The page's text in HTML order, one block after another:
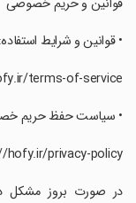
‏‏‏‏‏‏‏• قوانین و شرایط استفاده:
‏‏‏‏‏‏‏• سیاست حفظ حریم
‏‏‏‏‏‏‏در صورت بروز مشکل